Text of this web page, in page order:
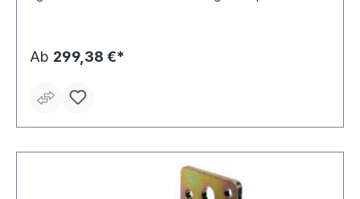
200 kg Flügelgewicht Setinhalt: 2 x Profil 300 2000 mm
2 x Rollapparat 391 2 x Flansch 393 2 x Stopper 300 P 1
Artikelmerkmale.
Ab 299,38 €*